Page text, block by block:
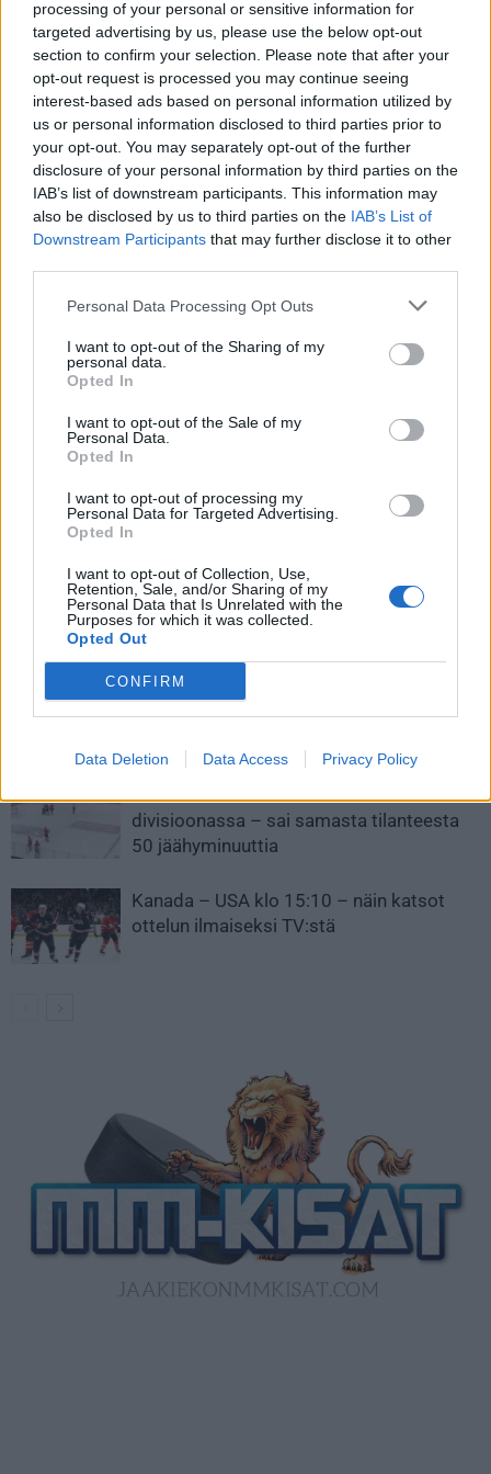
processing of your personal or sensitive information for
targeted advertising by us, please use the below opt-out
section to confirm your selection. Please note that after your
opt-out request is processed you may continue seeing
interest-based ads based on personal information utilized by
us or personal information disclosed to third parties prior to
your opt-out. You may separately opt-out of the further
disclosure of your personal information by third parties on the
IAB’s list of downstream participants. This information may
also be disclosed by us to third parties on the IAB’s List of
Downstream Participants that may further disclose it to other
Personal Data Processing Opt Outs
I want to opt-out of the Sharing of my
personal data.
Opted In
I want to opt-out of the Sale of my
Personal Data.
Opted In
I want to opt-out of processing my
Personal Data for Targeted Advertising.
Opted In
I want to opt-out of Collection, Use,
Retention, Sale, and/or Sharing of my
Personal Data that Is Unrelated with the
Purposes for which it was collected.
Opted Out
CONFIRM
Data Deletion Data Access Privacy Policy
Jos upotus ei näy, voit katsoa sentästä.
➡ MUUT SÄÄNTÖMUUTOKSET
KAUDELLE 2023–24#LIIGA
PIC.TWITTER.COM/Q6JECS8EDD
— Liiga (@smliiga)September 7, 2023
Jos upotus ei näy, voit katsoa sentästä.
Liigan pelaajabudjetit julki –
Tappara ja Kärpät listan
Yle: Kasperi Kapanen joutuu
LIITTYVÄT ARTIKKELIT
Leijonat julkisti ketjut Sveitsi-peliin –
Aleksander Barkov tekee paluun
Venäläisveskari sekosi Suomen 2.
divisioonassa – sai samasta tilanteesta
50 jäähyminuuttia
Kanada – USA klo 15:10 – näin katsot
ottelun ilmaiseksi TV:stä